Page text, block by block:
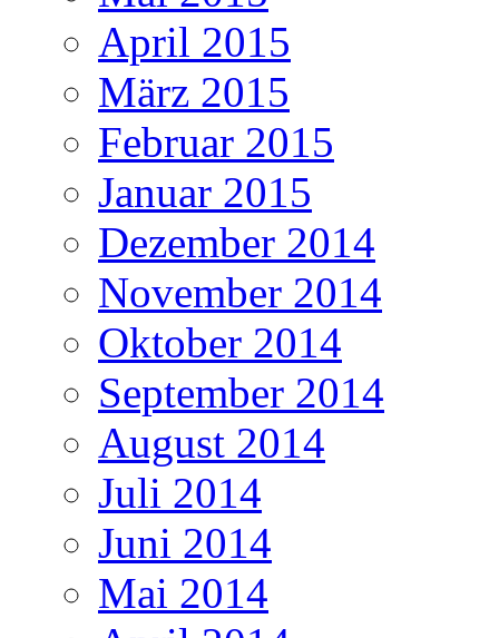
April 2015
März 2015
Februar 2015
Januar 2015
Dezember 2014
November 2014
Oktober 2014
September 2014
August 2014
Juli 2014
Juni 2014
Mai 2014